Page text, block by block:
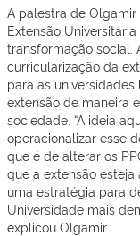
A palestra de
Extensão
transformação social.
curricularização da
para as
extensão de maneira
sociedade. “A ideia
operacionalizar esse
que é de alterar os
que a extensão
uma estratégia para
Universidade mais
explicou Olgamir.